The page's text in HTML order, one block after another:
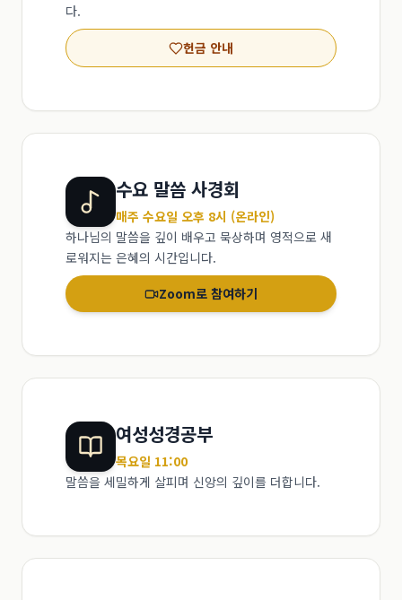
다.
헌금 안내
수요 말씀 사경회
매주 수요일 오후 8시 (온라인)
하나님의 말씀을 깊이 배우고 묵상하며 영적으로 새
로워지는 은혜의 시간입니다.
Zoom로 참여하기
여성성경공부
목요일 11:00
말씀을 세밀하게 살피며 신앙의 깊이를 더합니다.